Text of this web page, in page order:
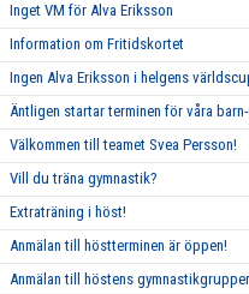
Inget VM för Alva Eriksson
Information om Fritidskortet
Ingen Alva Eriksson i helgens
Äntligen startar terminen för våra
Välkommen till teamet Svea Persson!
Vill du träna gymnastik?
Extraträning i höst!
Anmälan till höstterminen är öppen!
Anmälan till höstens